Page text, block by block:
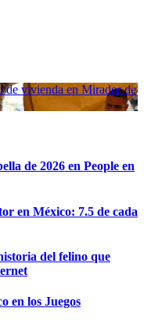
de vivienda en Mirador de
de 2026 en People en
en México: 7.5 de cada
del felino que
en los Juegos